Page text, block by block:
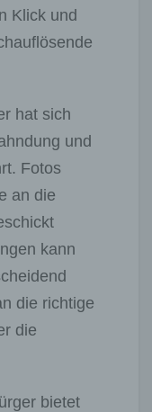
Klick und
hat sich
und
Fotos
an die
kann
die richtige
die
bietet